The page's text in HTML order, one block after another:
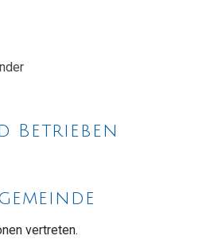
Betrieben
vertreten.